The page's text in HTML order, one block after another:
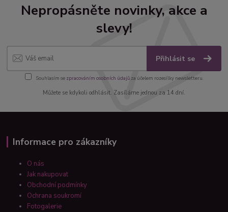
Nepropásněte novinky, akce a
slevy!
Přihlásit se
Souhlasím se zpracováním osobních údajůza účelem rozesílky newsletteru.
Můžete se kdykoli odhlásit. Zasíláme jednou za 14 dní.
Informace pro zákazníky
O nás
Jak nakupovat
Obchodní podmínky
Ochrana soukromí
Fotogalerie